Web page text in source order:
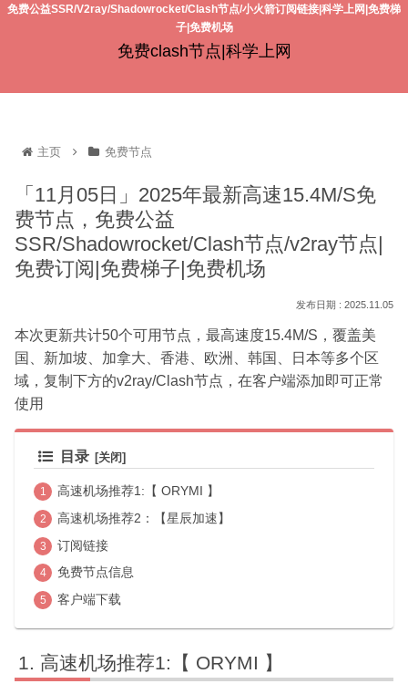
免费公益SSR/V2ray/Shadowrocket/Clash节点/小火箭订阅链接|科学上网|免费梯
子|免费机场
免费clash节点|科学上网
主页 免费节点
「11月05日」2025年最新高速15.4M/S免
费节点，免费公益
SSR/Shadowrocket/Clash节点/v2ray节点|
免费订阅|免费梯子|免费机场
2025.11.05
本次更新共计50个可用节点，最高速度15.4M/S，覆盖美
国、新加坡、加拿大、香港、欧洲、韩国、日本等多个区
域，复制下方的v2ray/Clash节点，在客户端添加即可正常
使用
目录
高速机场推荐1:【 ORYMI 】
高速机场推荐2：【星辰加速】
订阅链接
免费节点信息
客户端下载
高速机场推荐1:【 ORYMI 】